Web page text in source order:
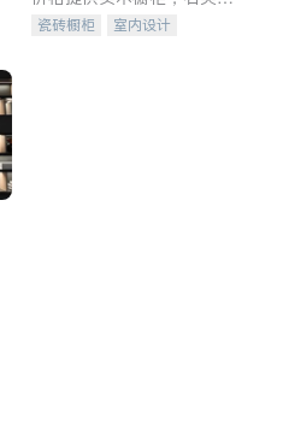
台面，多种优质不锈钢水
瓷砖橱柜
室内设计